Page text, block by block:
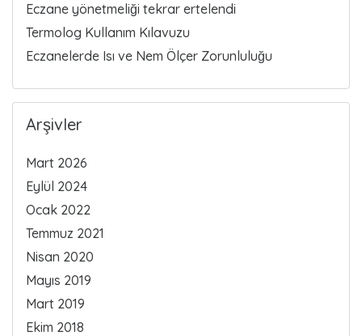
Eczane yönetmeliği tekrar ertelendi
Termolog Kullanım Kılavuzu
Eczanelerde Isı ve Nem Ölçer Zorunluluğu
Arşivler
Mart 2026
Eylül 2024
Ocak 2022
Temmuz 2021
Nisan 2020
Mayıs 2019
Mart 2019
Ekim 2018